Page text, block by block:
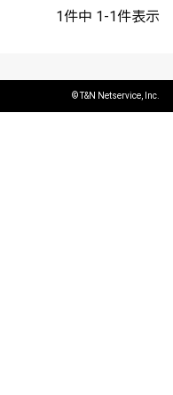
1件中 1-1件表示
© T&N Netservice, Inc.